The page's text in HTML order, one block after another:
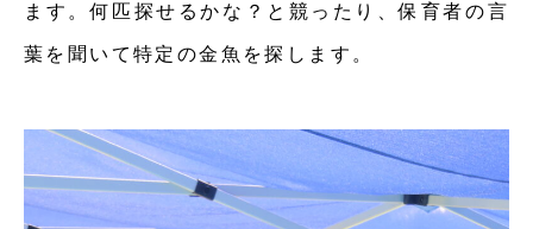
ます。何匹探せるかな？と競ったり、保育者の言
葉を聞いて特定の金魚を探します。